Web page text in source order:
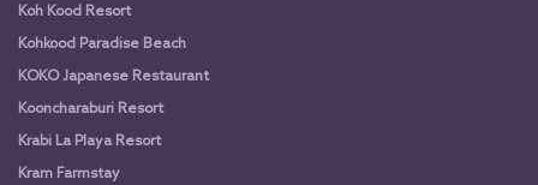
Koh Kood Resort
Kohkood Paradise Beach
KOKO Japanese Restaurant
Kooncharaburi Resort
Krabi La Playa Resort
Kram Farmstay